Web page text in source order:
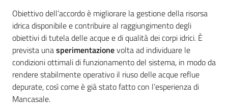
Obiettivo dell’accordo è migliorare la gestione della risorsa
idrica disponibile e contribuire al raggiungimento degli
obiettivi di tutela delle acque e di qualità dei corpi idrici. È
prevista unasperimentazionevolta ad individuare le
condizioni ottimali di funzionamento del sistema, in modo da
rendere stabilmente operativo il riuso delle acque reflue
depurate, così come è già stato fatto con l’esperienza di
Mancasale.